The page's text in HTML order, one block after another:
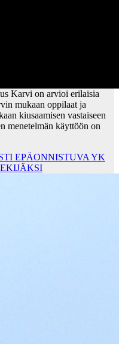
Karvi on arvioi erilaisia
mukaan oppilaat ja
kiusaamisen vastaiseen
menetelmän käyttöön on
EPÄONNISTUVA YK